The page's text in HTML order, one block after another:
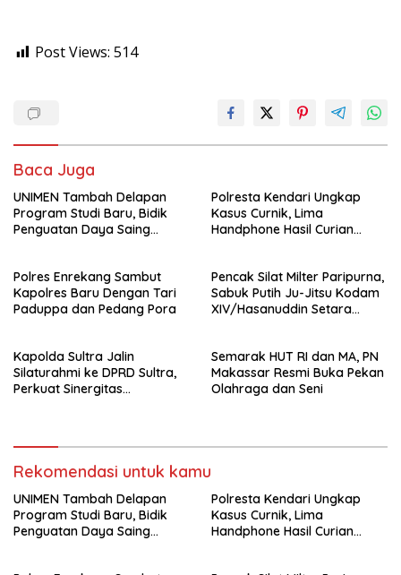
Post Views: 514
Baca Juga
UNIMEN Tambah Delapan
Program Studi Baru, Bidik
Penguatan Daya Saing
Polresta Kendari Ungkap
Kasus Curnik, Lima
Handphone Hasil Curian
Polres Enrekang Sambut
Kapolres Baru Dengan Tari
Paduppa dan Pedang Pora
Pencak Silat Milter Paripurna,
Sabuk Putih Ju-Jitsu Kodam
XIV/Hasanuddin Setara
Kapolda Sultra Jalin
Silaturahmi ke DPRD Sultra,
Perkuat Sinergitas
Semarak HUT RI dan MA, PN
Makassar Resmi Buka Pekan
Olahraga dan Seni
Rekomendasi untuk kamu
UNIMEN Tambah Delapan
Program Studi Baru, Bidik
Penguatan Daya Saing
Polresta Kendari Ungkap
Kasus Curnik, Lima
Handphone Hasil Curian